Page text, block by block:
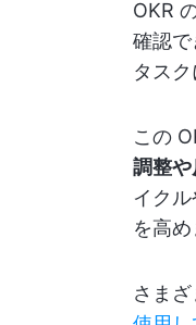
OKR
確認
タス
この
調整や
イク
を高め
さま